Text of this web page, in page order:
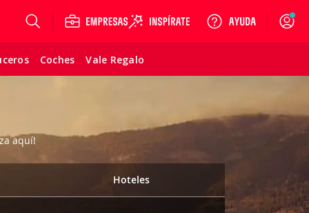
Coches Vale Regalo
Login
aquí!
Hoteles